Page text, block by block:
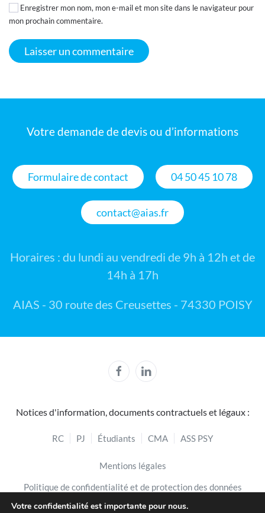
Enregistrer mon nom, mon e-mail et mon site dans le navigateur pour
mon prochain commentaire.
Laisser un commentaire
Votre demande de devis ou d’informations
Formulaire de contact 04 50 45 10 78
contact@aias.fr
Horaires : du lundi au vendredi de 9h à 12h et de
14h à 17h
AIAS - 30 route des Creusettes - 74330 POISY
Notices d'information, documents contractuels et légaux :
RC PJ Étudiants CMA ASS PSY
Mentions légales
Politique de confidentialité et de protection des données
Politique de cookies
Votre confidentialité est importante pour nous.